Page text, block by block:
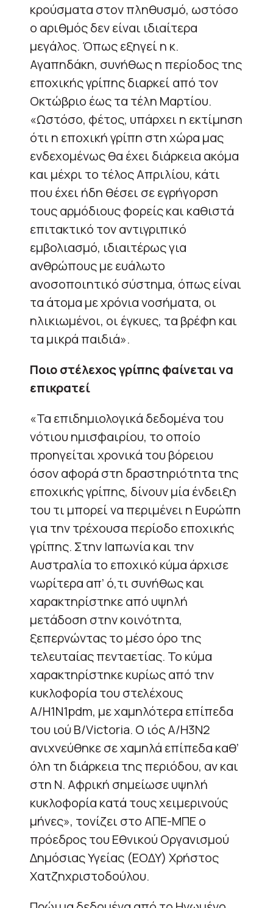
κρούσματα στον πληθυσμό, ωστόσο
ο αριθμός δεν είναι ιδιαίτερα
μεγάλος. Όπως εξηγεί η κ.
Αγαπηδάκη, συνήθως η περίοδος της
εποχικής γρίπης διαρκεί από τον
Οκτώβριο έως τα τέλη Μαρτίου.
«Ωστόσο, φέτος, υπάρχει η εκτίμηση
ότι η εποχική γρίπη στη χώρα μας
ενδεχομένως θα έχει διάρκεια ακόμα
και μέχρι το τέλος Απριλίου, κάτι
που έχει ήδη θέσει σε εγρήγορση
τους αρμόδιους φορείς και καθιστά
επιτακτικό τον αντιγριπικό
εμβολιασμό, ιδιαιτέρως για
ανθρώπους με ευάλωτο
ανοσοποιητικό σύστημα, όπως είναι
τα άτομα με χρόνια νοσήματα, οι
ηλικιωμένοι, οι έγκυες, τα βρέφη και
τα μικρά παιδιά».
Ποιο στέλεχος γρίπης φαίνεται να
επικρατεί
«Τα επιδημιολογικά δεδομένα του
νότιου ημισφαιρίου, το οποίο
προηγείται χρονικά του βόρειου
όσον αφορά στη δραστηριότητα της
εποχικής γρίπης, δίνουν μία ένδειξη
του τι μπορεί να περιμένει η Ευρώπη
για την τρέχουσα περίοδο εποχικής
γρίπης. Στην Ιαπωνία και την
Αυστραλία το εποχικό κύμα άρχισε
νωρίτερα απ’ ό,τι συνήθως και
χαρακτηρίστηκε από υψηλή
μετάδοση στην κοινότητα,
ξεπερνώντας το μέσο όρο της
τελευταίας πενταετίας. Το κύμα
χαρακτηρίστηκε κυρίως από την
κυκλοφορία του στελέχους
A/H1N1pdm, με χαμηλότερα επίπεδα
του ιού B/Victoria. Ο ιός A/H3N2
ανιχνεύθηκε σε χαμηλά επίπεδα καθ’
όλη τη διάρκεια της περιόδου, αν και
στη Ν. Αφρική σημείωσε υψηλή
κυκλοφορία κατά τους χειμερινούς
μήνες», τονίζει στο ΑΠΕ-ΜΠΕ ο
πρόεδρος του Εθνικού Οργανισμού
Δημόσιας Υγείας (ΕΟΔΥ) Χρήστος
Χατζηχριστοδούλου.